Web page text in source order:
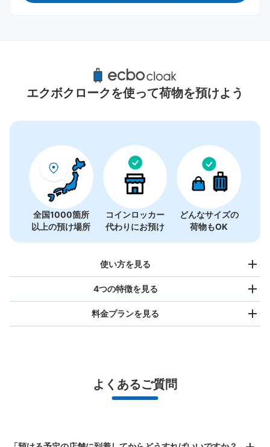
浦安駅周辺のおすすめコインロッカー
2件
エクボクロークを使って荷物を預けよう
全国1000箇所
以上の預け場所
コインロッカー
代わりにお預け
どんなサイズの
荷物もOK
使い方を見る
スマホからお店と日時を
指定して事前予約
4つの特徴を見る
全国1,000箇所以上と提携
料金プランを見る
最大辺が45cm未満の大きさのお荷物（リュック、ハンド
バッグ、お手荷物など）
よくあるご質問